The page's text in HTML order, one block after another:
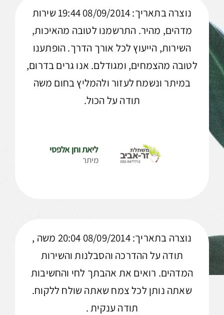
נוצרה בתאריך: 08/09/2014 19:44 שירות
מדהים, מהיר. התרשמנו לטובה מהאיכות,
השירות, הייעוץ לכל אורך הדרך. הופתענו
לטובה מהצמחים, ומגודלם. אנו גרים בדרום,
במיתר ונשמח לעזור ולהמליץ בחום משה
תודה על הכול.
ליאת וחן אלפסי
מיתר
נוצרה בתאריך: 08/09/2014 20:04 משה ,
תודה על ההדרכה והסבלנות והשירות
המדהים. רואים את אהבתך לחי והחשיבות
שאתה נותן לכל צמח שאתה שולח ללקוח.
תודה ענקית .